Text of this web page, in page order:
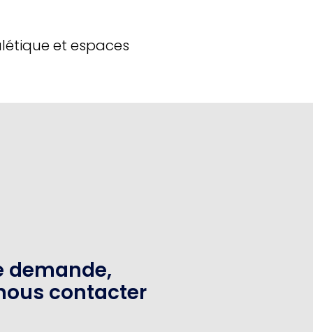
et espaces
demande,
contacter